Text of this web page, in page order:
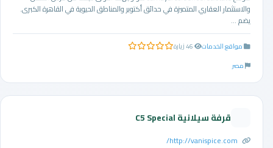
والاستثمار العقاري المتميزة في حدائق أكتوبر والمناطق الحيوية في القاهرة الكبرى.
يضم ...
مواقع الخدمات 0.0 من 5 نجوم
مصر
قرفة سيلانية C5 Special
http://vanispice.com/